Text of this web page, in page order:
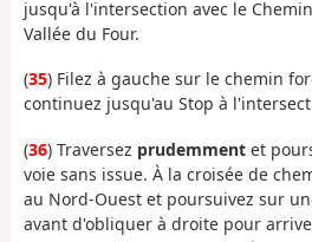
jusqu'à l'intersection avec le
Vallée du Four.
(35) Filez à gauche sur le chemin
continuez jusqu'au Stop à
(36) Traversez prudemment et
voie sans issue. À la croisée de
au Nord-Ouest et poursuivez sur
avant d'obliquer à droite pour